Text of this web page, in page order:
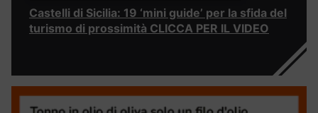
Castelli di Sicilia: 19 ‘mini guide’ per la sfida del
turismo di prossimità CLICCA PER IL VIDEO